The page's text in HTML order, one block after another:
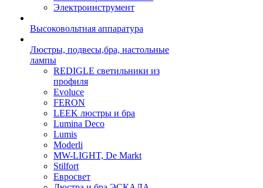
Электроинструмент
Высоковольтная аппаратура
Люстры, подвесы,бра, настольные
лампы
REDIGLE светильники из
профиля
Evoluce
FERON
LEEK люстры и бра
Lumina Deco
Lumis
Moderli
MW-LIGHT, De Markt
Stilfort
Евросвет